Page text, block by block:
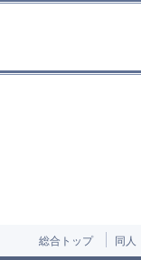
総合トップ 同人